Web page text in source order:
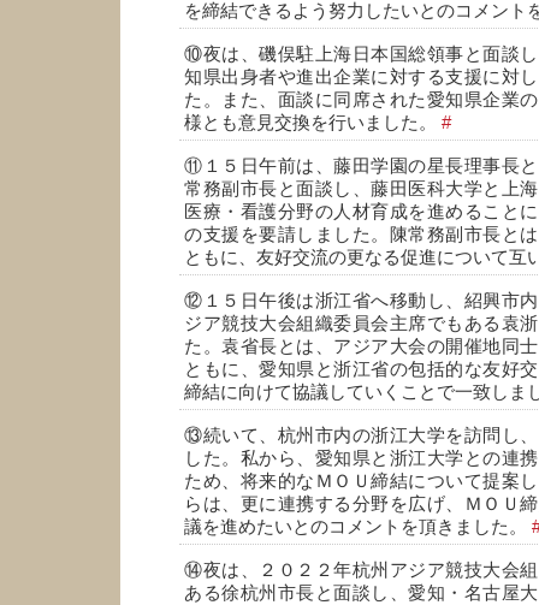
を締結できるよう努力したいとのコメント
⑩夜は、磯俣駐上海日本国総領事と面談
知県出身者や進出企業に対する支援に対
た。また、面談に同席された愛知県企業
様とも意見交換を行いました。 #
⑪１５日午前は、藤田学園の星長理事長
常務副市長と面談し、藤田医科大学と上
医療・看護分野の人材育成を進めること
の支援を要請しました。陳常務副市長と
ともに、友好交流の更なる促進について互
⑫１５日午後は浙江省へ移動し、紹興市
ジア競技大会組織委員会主席でもある袁
た。袁省長とは、アジア大会の開催地同
ともに、愛知県と浙江省の包括的な友好
締結に向けて協議していくことで一致しま
⑬続いて、杭州市内の浙江大学を訪問し
した。私から、愛知県と浙江大学との連
ため、将来的なＭＯＵ締結について提案
らは、更に連携する分野を広げ、ＭＯＵ
議を進めたいとのコメントを頂きました。
⑭夜は、２０２２年杭州アジア競技大会
ある徐杭州市長と面談し、愛知・名古屋